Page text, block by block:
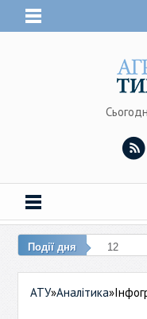
Події дня 12:15 –
АТУ»Аналітика